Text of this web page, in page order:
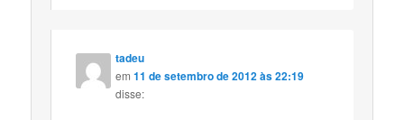
tadeu
em11 de setembro de 2012 às 22:19
disse: